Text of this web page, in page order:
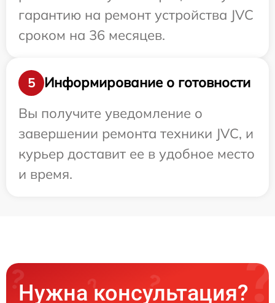
гарантию на ремонт устройства JVC
сроком на 36 месяцев.
5
Информирование о готовности
Вы получите уведомление о
завершении ремонта техники JVC, и
курьер доставит ее в удобное место
и время.
Нужна консультация?